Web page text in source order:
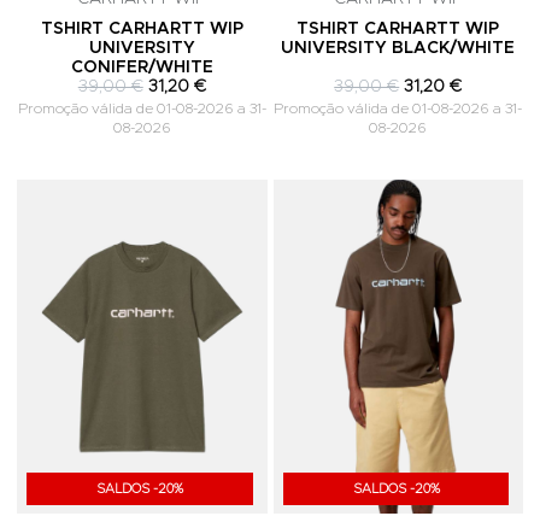
TSHIRT CARHARTT WIP
UNIVERSITY
CONIFER/WHITE
39,00 € 31,20 €
Promoção válida de 01-08-2026 a 31-
08-2026
TSHIRT CARHARTT WIP
UNIVERSITY BLACK/WHITE
39,00 € 31,20 €
Promoção válida de 01-08-2026 a 31-
08-2026
SALDOS -20%
Adicionar aos Favoritos
SALDOS -20%